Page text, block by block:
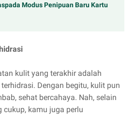
Modus Penipuan Baru Kartu
kulit yang terakhir adalah
Dengan begitu, kulit pun
sehat bercahaya. Nah, selain
kamu juga perlu